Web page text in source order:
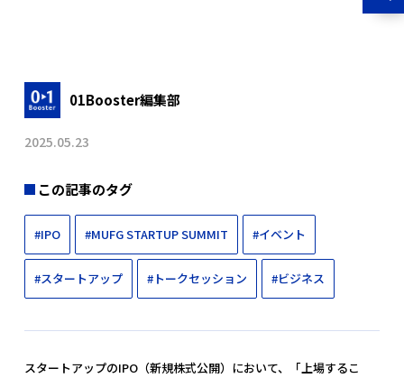
01Booster編集部
2025.05.23
この記事のタグ
#IPO #MUFG STARTUP SUMMIT #イベント
#スタートアップ #トークセッション #ビジネス
スタートアップのIPO（新規株式公開）において、「上場するこ